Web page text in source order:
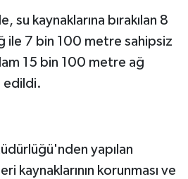
su kaynaklarına bırakılan 8
ile 7 bin 100 metre sahipsiz
15 bin 100 metre ağ
edildi.
yapılan
kaynaklarının korunması ve